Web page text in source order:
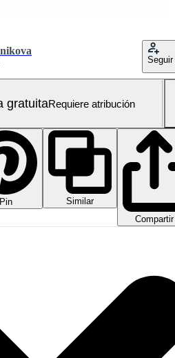
Seguir
gratuitaRequiere atribución
Pin
Similar
Compartir